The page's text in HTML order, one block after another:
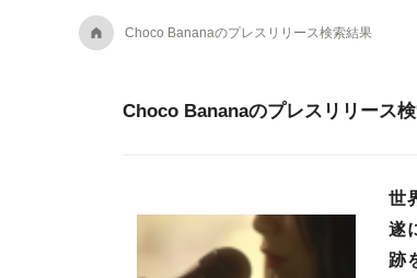
A Choco Bananaのプレスリリース検索結果
Choco Bananaのプレスリリース
世
遂
跡